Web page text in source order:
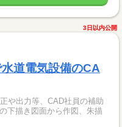
3日以内公開
道電気設備のCA
や出力等、CAD社員の補助